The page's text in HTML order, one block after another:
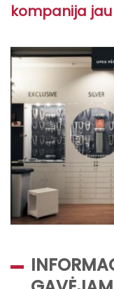
kompanija